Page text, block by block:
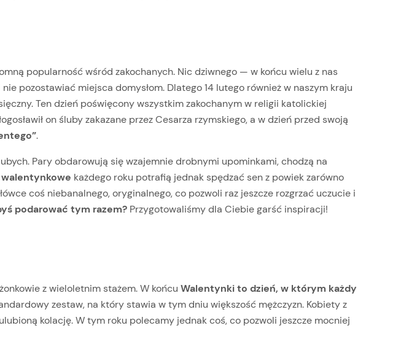
popularność wśród zakochanych. Nic dziwnego — w końcu wielu z nas
pozostawiać miejsca domysłom. Dlatego 14 lutego również w naszym kraju
Ten dzień poświęcony wszystkim zakochanym w religii katolickiej
on śluby zakazane przez Cesarza rzymskiego, a w dzień przed swoją
.
Pary obdarowują się wzajemnie drobnymi upominkami, chodzą na
każdego roku potrafią jednak spędzać sen z powiek zarówno
coś niebanalnego, oryginalnego, co pozwoli raz jeszcze rozgrzać uczucie i
podarować tym razem? Przygotowaliśmy dla Ciebie garść inspiracji!
z wieloletnim stażem. W końcu Walentynki to dzień, w którym każdy
zestaw, na który stawia w tym dniu większość mężczyzn. Kobiety z
kolację. W tym roku polecamy jednak coś, co pozwoli jeszcze mocniej